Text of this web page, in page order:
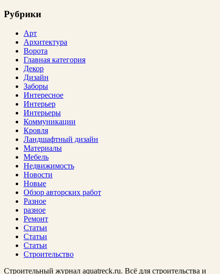
Рубрики
Арт
Архитектура
Ворота
Главная категория
Декор
Дизайн
Заборы
Интересное
Интерьер
Интерьеры
Коммуникации
Кровля
Ландшафтный дизайн
Материалы
Мебель
Недвижимость
Новости
Новые
Обзор авторских работ
Разное
разное
Ремонт
Статьи
Статьи
Статьи
Строительство
Строительный журнал aquatreck.ru. Всё для строительства и